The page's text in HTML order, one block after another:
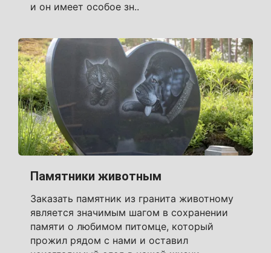
и он имеет особое зн..
Памятники животным
Заказать памятник из гранита животному
является значимым шагом в сохранении
памяти о любимом питомце, который
прожил рядом с нами и оставил